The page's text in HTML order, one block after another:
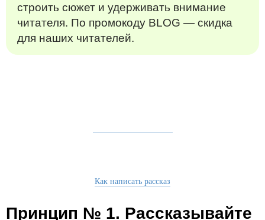
строить сюжет и удерживать внимание
читателя. По промокоду BLOG — скидка
для наших читателей.
Как написать рассказ
Принцип № 1. Рассказывайте